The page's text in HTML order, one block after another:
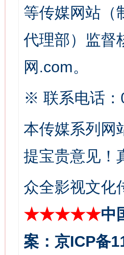
等传媒网站（
代理部）监督
网.com。
※ 联系电话：
本传媒系列网
提宝贵意见！
众全影视文化
★★★★★中
案：京ICP备
这是一记警钟！